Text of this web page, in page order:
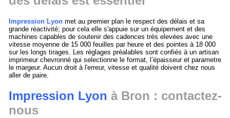
Impression Lyon met au premier plan le respect des délais et sa
grande réactivité; pour cela elle s'appuie sur un équipement et des
machines capables de soutenir des cadences très elevées avec une
vitesse moyenne de 15 000 feuilles par heure et des pointes à 18 000
sur les longs tirages. Les réglages préalables sont confiés à un artisan
imprimeur chevronné qui selectionne le format, l’épaisseur et parametre
le margeur. Aucun droit à l'erreur, vitesse et qualité doivent chez nous
aller de paire.
Impression Lyon à Bron : contactez-
nous